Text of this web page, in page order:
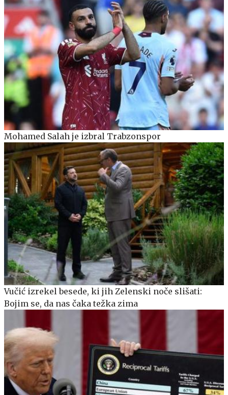
Mohamed Salah je izbral Trabzonspor
Vučić izrekel besede, ki jih Zelenski noče slišati:
Bojim se, da nas čaka težka zima